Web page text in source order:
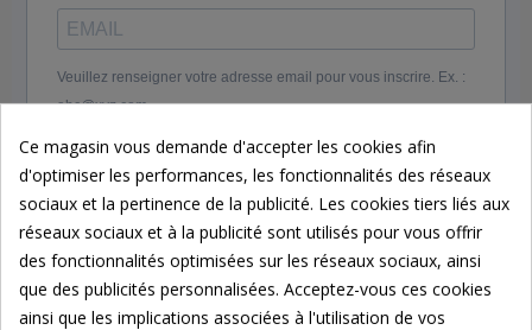
Veuillez renseigner votre adresse email pour vous inscrire. Ex. :
abc@xyz.com
J'accepte de recevoir vos e-mails et confirme avoir
pris connaissance de votre politique de
confidentialité et mentions légales.
Nous utilisons Brevo en tant que
Ce magasin vous demande d'accepter les cookies afin
d'optimiser les performances, les fonctionnalités des réseaux
sociaux et la pertinence de la publicité. Les cookies tiers liés aux
réseaux sociaux et à la publicité sont utilisés pour vous offrir
des fonctionnalités optimisées sur les réseaux sociaux, ainsi
que des publicités personnalisées. Acceptez-vous ces cookies
ainsi que les implications associées à l'utilisation de vos